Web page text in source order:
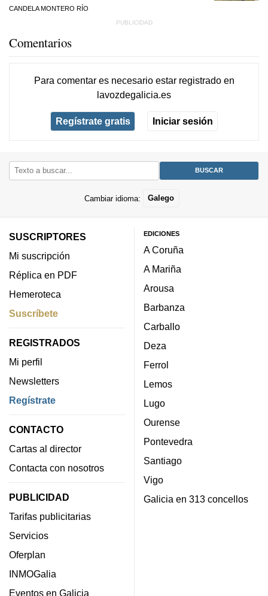
CANDELA MONTERO RÍO
Comentarios
Para comentar es necesario estar registradoen
lavozdegalicia.es
Regístrate gratis Iniciar sesión
Cambiar idioma: Galego
SUSCRIPTORES
Mi suscripción
Réplica en PDF
Hemeroteca
Suscríbete
REGISTRADOS
Mi perfil
Newsletters
Regístrate
CONTACTO
Cartas al director
Contacta con nosotros
PUBLICIDAD
Tarifas publicitarias
Servicios
Oferplan
INMOGalia
Eventos en Galicia
EDICIONES
A Coruña
A Mariña
Arousa
Barbanza
Carballo
Deza
Ferrol
Lemos
Lugo
Ourense
Pontevedra
Santiago
Vigo
Galicia en 313 concellos